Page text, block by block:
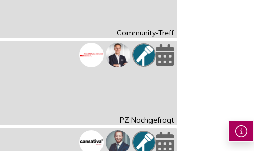
Community-Treff
PZ Nachgefragt